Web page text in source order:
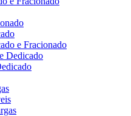
e Fracionado
Dedicado